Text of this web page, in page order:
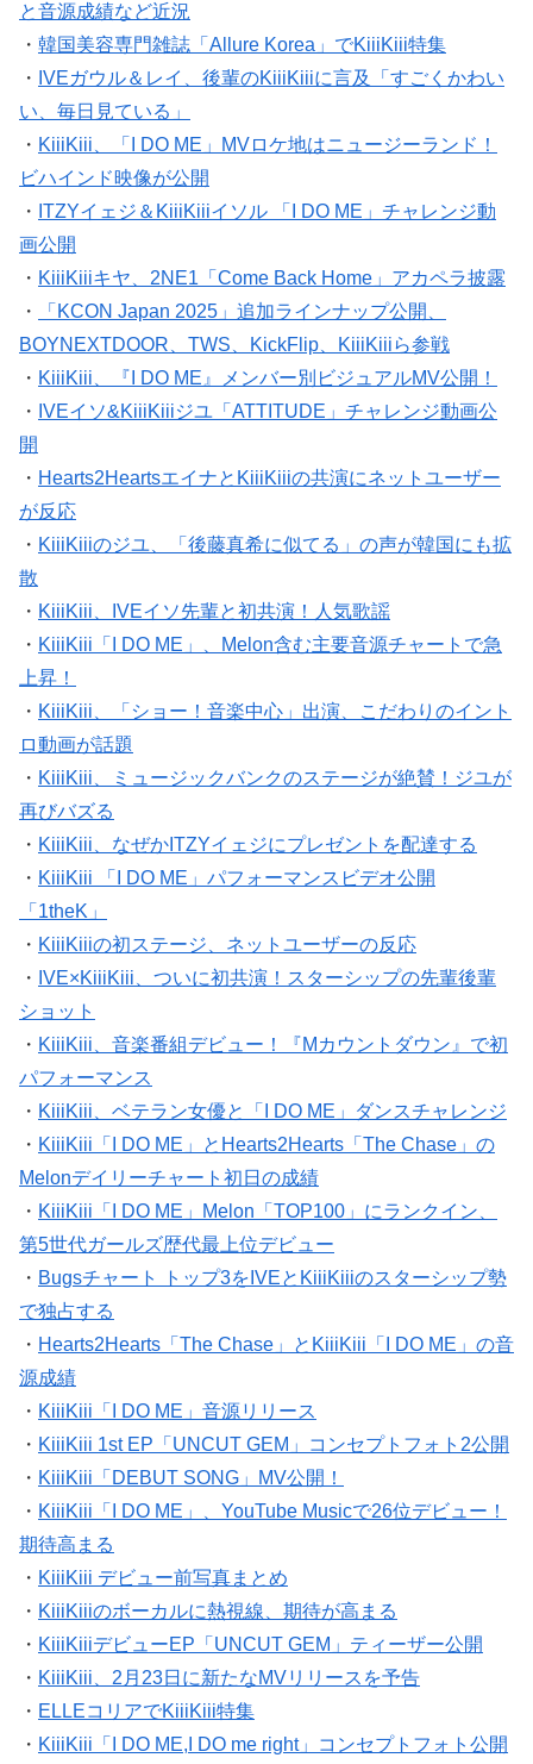
と音源成績など近況
・ 韓国美容専門雑誌「Allure Korea」でKiiiKiii特集
・ IVEガウル＆レイ、後輩のKiiiKiiiに言及「すごくかわい
い、毎日見ている」
・ KiiiKiii、「I DO ME」MVロケ地はニュージーランド！
ビハインド映像が公開
・ ITZYイェジ＆KiiiKiiiイソル 「I DO ME」チャレンジ動
画公開
・ KiiiKiiiキヤ、2NE1「Come Back Home」アカペラ披露
・
「KCON Japan 2025」追加ラインナップ公開、
BOYNEXTDOOR、TWS、KickFlip、KiiiKiiiら参戦
・ KiiiKiii、『I DO ME』メンバー別ビジュアルMV公開！
・ IVEイソ&KiiiKiiiジユ「ATTITUDE」チャレンジ動画公
開
・ Hearts2HeartsエイナとKiiiKiiiの共演にネットユーザー
が反応
・ KiiiKiiiのジユ、「後藤真希に似てる」の声が韓国にも拡
散
・ KiiiKiii、IVEイソ先輩と初共演！人気歌謡
・ KiiiKiii「I DO ME」、Melon含む主要音源チャートで急
上昇！
・ KiiiKiii、「ショー！音楽中心」出演、こだわりのイント
ロ動画が話題
・ KiiiKiii、ミュージックバンクのステージが絶賛！ジユが
再びバズる
・ KiiiKiii、なぜかITZYイェジにプレゼントを配達する
・ KiiiKiii 「I DO ME」パフォーマンスビデオ公開
「1theK」
・ KiiiKiiiの初ステージ、ネットユーザーの反応
・ IVE×KiiiKiii、ついに初共演！スターシップの先輩後輩
ショット
・ KiiiKiii、音楽番組デビュー！『Mカウントダウン』で初
パフォーマンス
・ KiiiKiii、ベテラン女優と「I DO ME」ダンスチャレンジ
・ KiiiKiii「I DO ME」とHearts2Hearts「The Chase」の
Melonデイリーチャート初日の成績
・ KiiiKiii「I DO ME」Melon「TOP100」にランクイン、
第5世代ガールズ歴代最上位デビュー
・ Bugsチャート トップ3をIVEとKiiiKiiiのスターシップ勢
で独占する
・ Hearts2Hearts「The Chase」とKiiiKiii「I DO ME」の音
源成績
・ KiiiKiii「I DO ME」音源リリース
・ KiiiKiii 1st EP「UNCUT GEM」コンセプトフォト2公開
・ KiiiKiii「DEBUT SONG」MV公開！
・ KiiiKiii「I DO ME」、YouTube Musicで26位デビュー！
期待高まる
・ KiiiKiii デビュー前写真まとめ
・ KiiiKiiiのボーカルに熱視線、期待が高まる
・ KiiiKiiiデビューEP「UNCUT GEM」ティーザー公開
・ KiiiKiii、2月23日に新たなMVリリースを予告
・ ELLEコリアでKiiiKiii特集
・ KiiiKiii「I DO ME,I DO me right」コンセプトフォト公開